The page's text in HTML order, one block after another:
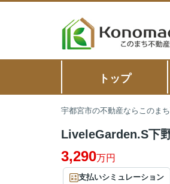
トップ
宇都宮市の不動産ならこのま
LiveleGarden.S下
3,290万円
支払いシミュレーション